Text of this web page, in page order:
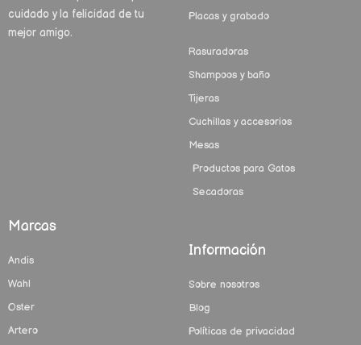
cuidado y la felicidad de tu
mejor amigo.
Placas y grabado
Rasuradoras
Shampoos y baño
Tijeras
Cuchillas y accesorios
Mesas
Productos para Gatos
Secadoras
Marcas
Andis
Wahl
Oster
Artero
Información
Sobre nosotros
Blog
Políticas de privacidad